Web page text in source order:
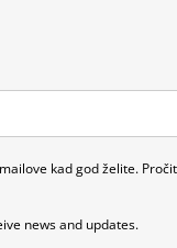
kad god želite.
news and updates.